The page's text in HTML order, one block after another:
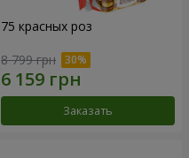
75 красных роз
8 799 грн
Заказать